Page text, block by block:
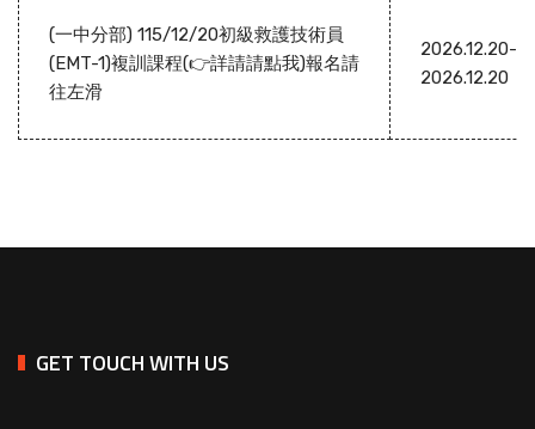
(一中分部) 115/12/20初級救護技術員
(EMT-1)複訓課程(👉詳請請點我)報名請
往左滑
2026.12.20-
2026.12.20
GET TOUCH WITH US